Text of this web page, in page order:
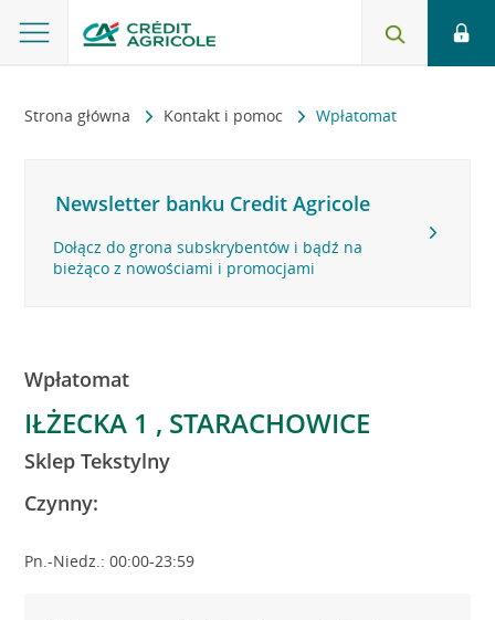
Strona główna Kontakt i pomoc Wpłatomat
Newsletter banku Credit Agricole
Dołącz do grona subskrybentów i bądź na
bieżąco z nowościami i promocjami
Wpłatomat
IŁŻECKA 1 , STARACHOWICE
Sklep Tekstylny
Czynny:
Pn.-Niedz.: 00:00-23:59